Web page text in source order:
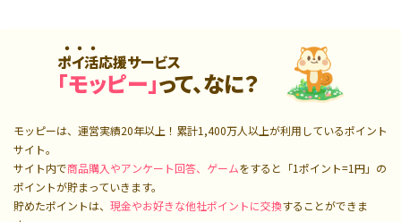
ポイ活応援サービス
「モッピー」って、なに？
モッピーは、運営実績20年以上！累計1,400万人以上が利用しているポイント
サイト。
サイト内で商品購入やアンケート回答、ゲームをすると「1ポイント=1円」の
ポイントが貯まっていきます。
貯めたポイントは、 現金やお好きな他社ポイントに交換することができま